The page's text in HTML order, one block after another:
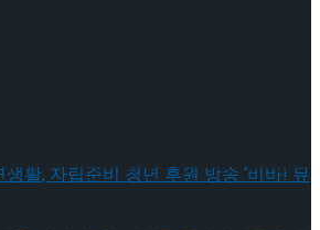
공사, 공연 관광 활성화 업무협
도로 무지한 상태였는데 처음부터 끝까
주애는 “드라마를 배우던 내가 뮤지컬작
될지 자신이 없어 여기에 왔었다.”며 “시